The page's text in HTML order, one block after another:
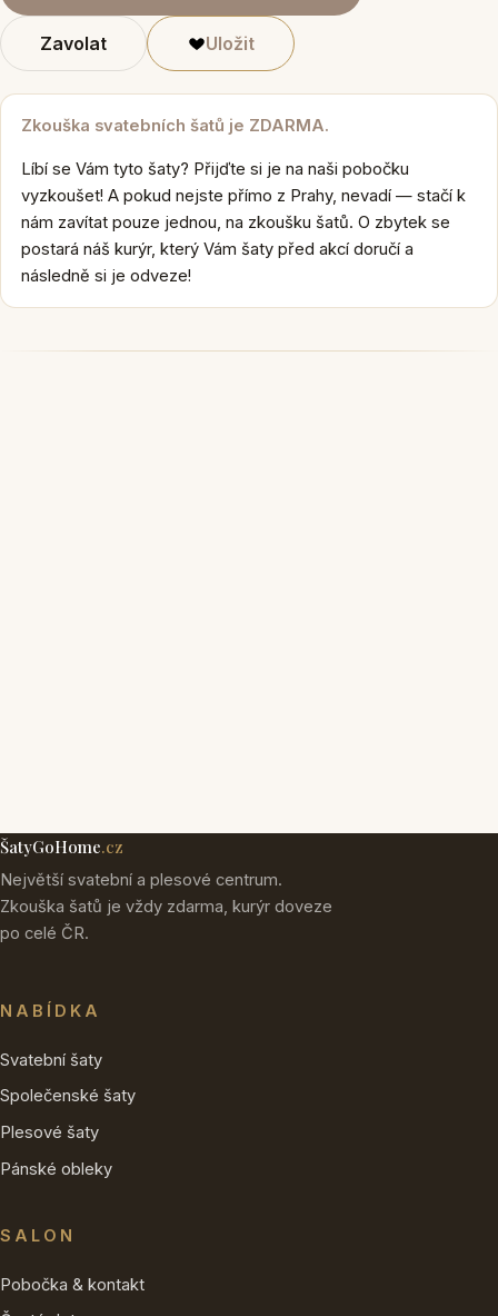
Zavolat Uložit
Zkouška svatebních šatů je ZDARMA.
Líbí se Vám tyto šaty? Přijďte si je na naši pobočku
vyzkoušet! A pokud nejste přímo z Prahy, nevadí — stačí k
nám zavítat pouze jednou, na zkoušku šatů. O zbytek se
postará náš kurýr, který Vám šaty před akcí doručí a
následně si je odveze!
ŠatyGoHome.cz
Největší svatební a plesové centrum.
Zkouška šatů je vždy zdarma, kurýr doveze
po celé ČR.
NABÍDKA
Svatební šaty
Společenské šaty
Plesové šaty
Pánské obleky
SALON
Pobočka & kontakt